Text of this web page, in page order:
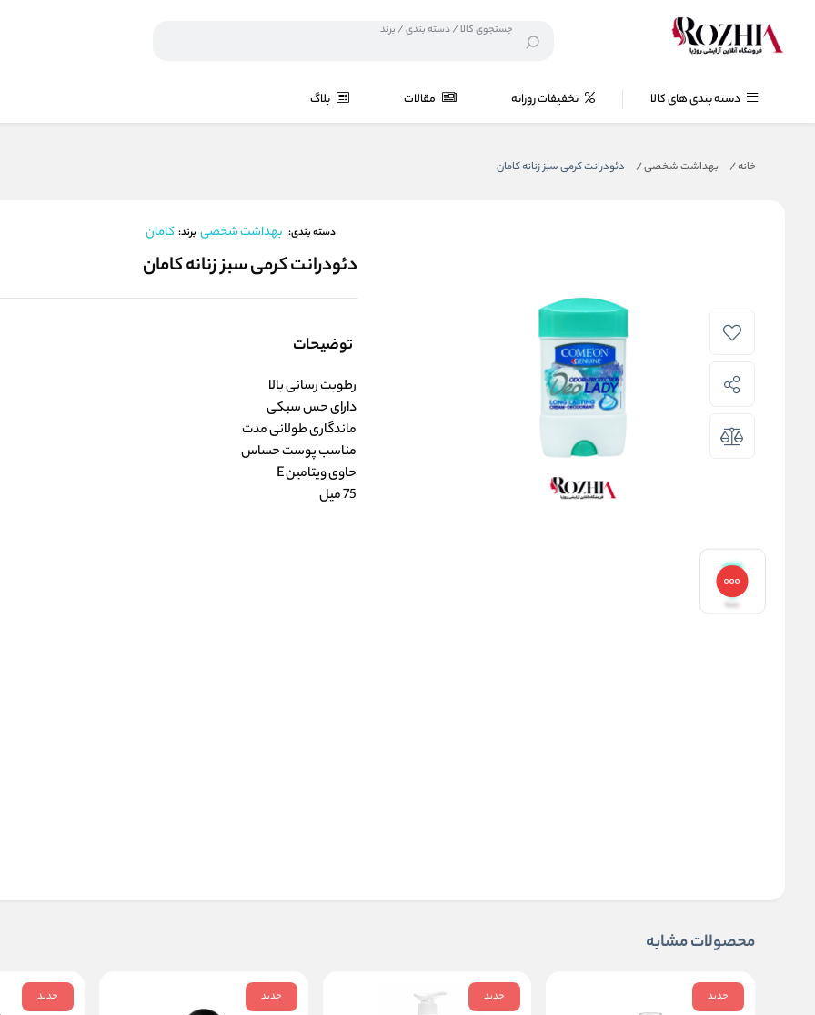
دسته بندی های کالا تخفیفات روزانه مقالات بلاگ
خانه/ بهداشت شخصی/ دئودرانت کرمی سبز زنانه کامان
دسته بندی: بهداشت شخصی برند: کامان
دئودرانت کرمی سبز زنانه کامان
توضیحات
رطوبت رسانی بالا
دارای حس سبکی
ماندگاری طولانی مدت
مناسب پوست حساس
حاوی ویتامین E
75 میل
محصولات مشابه
جدید جدید جدید جدید